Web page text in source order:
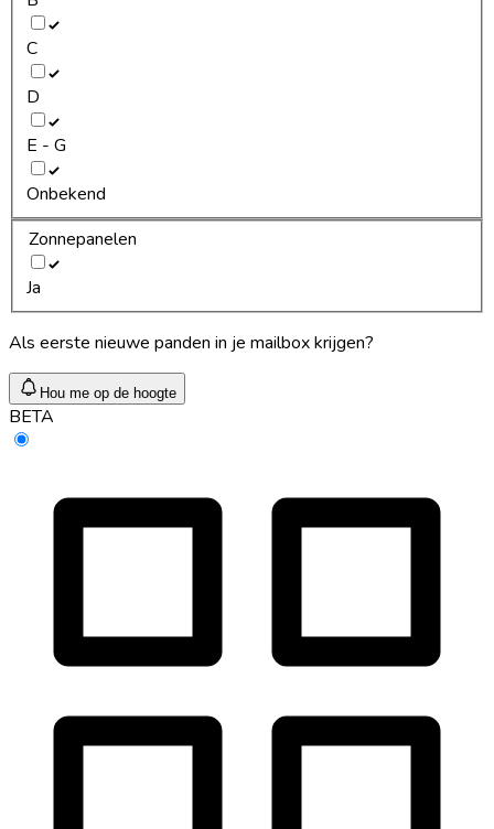
C
D
E - G
Onbekend
Zonnepanelen
Ja
Als eerste nieuwe panden in je mailbox krijgen?
Hou me op de hoogte
BETA